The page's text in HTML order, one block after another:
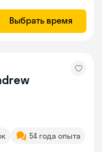
Выбрать время
54 года опыта